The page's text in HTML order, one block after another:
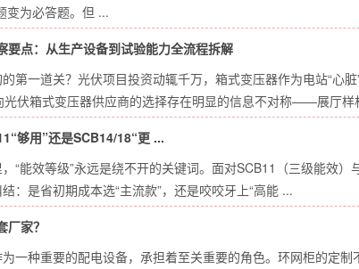
变为必答题。但 ...
要点：从生产设备到试验能力全流程拆解
第一道关？光伏项目投资动辄千万，箱式变压器作为电站“心
光伏箱式变压器供应商的选择存在明显的信息不对称——展厅样
够用”还是SCB14/18“更 ...
“能效等级”永远是绕不开的关键词。面对SCB11（三级能效）
：是省初期成本选“主流款”，还是咬咬牙上“高能 ...
家？
一种重要的配电设备，承担着至关重要的角色。环网柜的定